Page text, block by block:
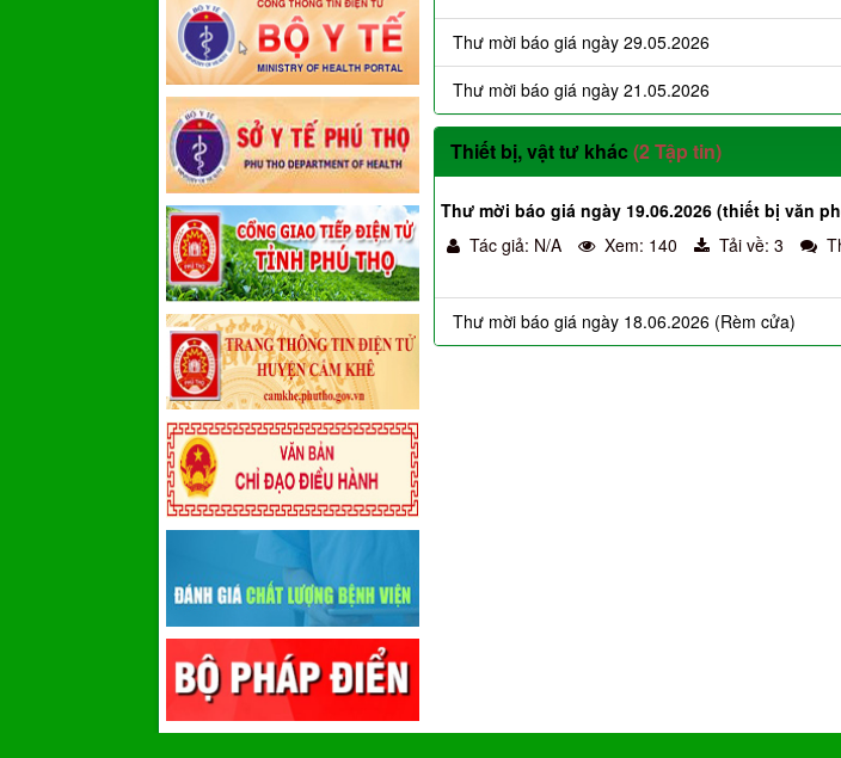
Thư mời báo giá ngày 29.05.2026
Thư mời báo giá ngày 21.05.2026
Thiết bị, vật tư khác (2 Tập tin)
Thư mời báo giá ngày 19.06.2026 (thiết bị văn
Tác giả: N/A
Xem: 140 Tải về: 3
Thư mời báo giá ngày 18.06.2026 (Rèm cửa)